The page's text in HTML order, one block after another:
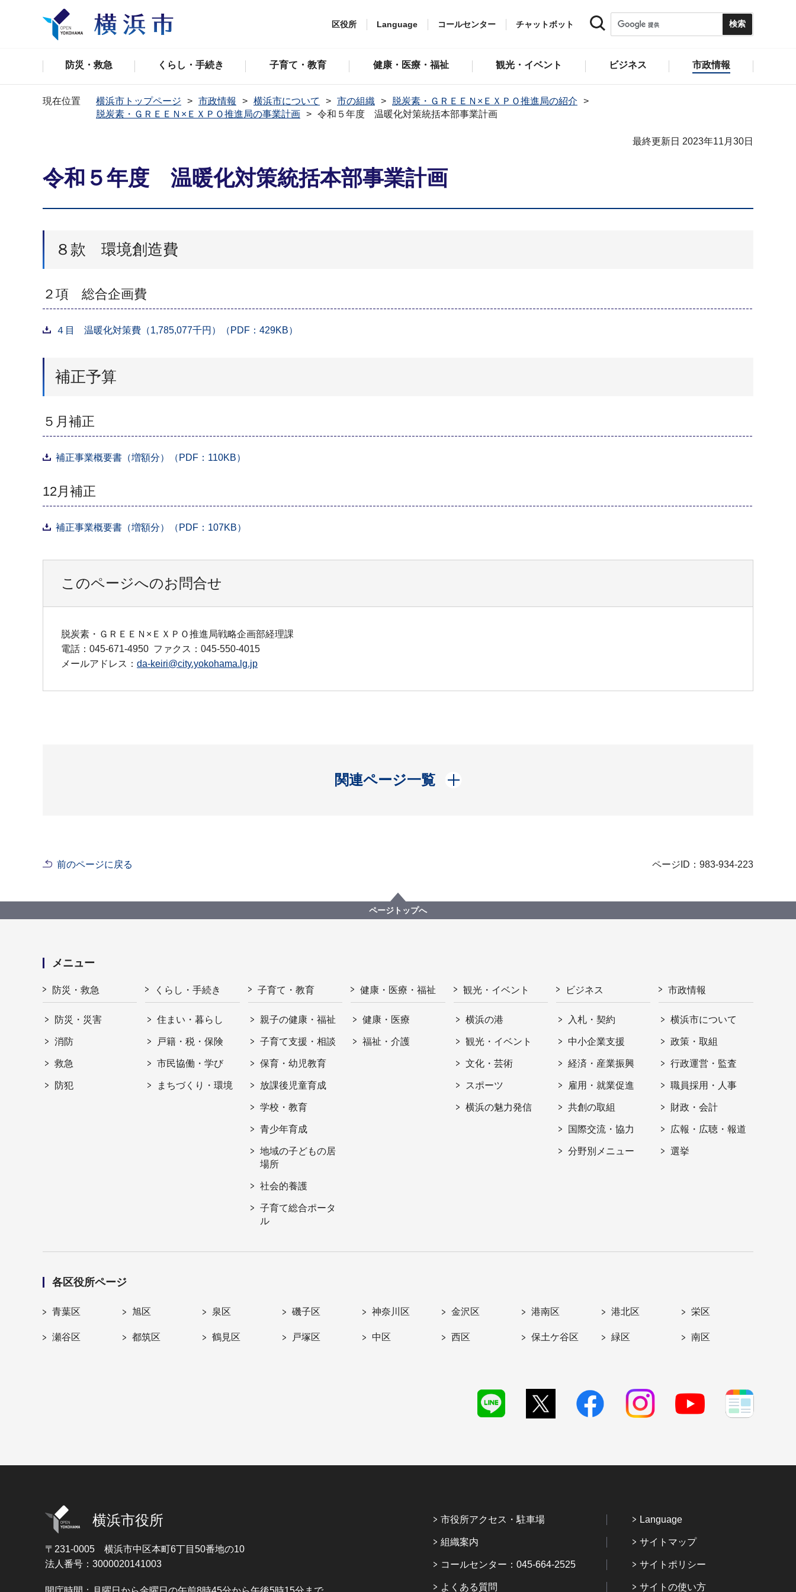
区役所 Language コールセンター チャットボット
防災・救急 くらし・手続き 子育て・教育 健康・医療・福祉 観光・イベント ビジネス 市政情報
現在位置 横浜市トップページ 市政情報 横浜市について 市の組織
脱炭素・ＧＲＥＥＮ×ＥＸＰＯ推進局の紹介
脱炭素・ＧＲＥＥＮ×ＥＸＰＯ推進局の事業計画
令和５年度 温暖化対策統括本部事業計画
最終更新日 2023年11月30日
令和５年度 温暖化対策統括本部事業計画
８款 環境創造費
２項 総合企画費
４目 温暖化対策費（1,785,077千円）（PDF：429KB）
補正予算
５月補正
補正事業概要書（増額分）（PDF：110KB）
12月補正
補正事業概要書（増額分）（PDF：107KB）
このページへのお問合せ
脱炭素・ＧＲＥＥＮ×ＥＸＰＯ推進局戦略企画部経理課
電話：045-671-4950 ファクス：045-550-4015
メールアドレス： da-keiri@city.yokohama.lg.jp
関連ページ一覧
開く
前のページに戻る ページID：983-934-223
ページトップへ
メニュー
防災・救急
防災・災害
消防
救急
防犯
くらし・手続き
住まい・暮らし
戸籍・税・保険
市民協働・学び
まちづくり・環境
子育て・教育
親子の健康・福祉
子育て支援・相談
保育・幼児教育
放課後児童育成
学校・教育
青少年育成
地域の子どもの居
場所
社会的養護
子育て総合ポータ
ル
健康・医療・福祉
健康・医療
福祉・介護
観光・イベント
横浜の港
観光・イベント
文化・芸術
スポーツ
横浜の魅力発信
ビジネス
入札・契約
中小企業支援
経済・産業振興
雇用・就業促進
共創の取組
国際交流・協力
分野別メニュー
市政情報
横浜市について
政策・取組
行政運営・監査
職員採用・人事
財政・会計
広報・広聴・報道
選挙
各区役所ページ
青葉区 旭区 泉区 磯子区 神奈川区 金沢区 港南区 港北区 栄区
瀬谷区 都筑区 鶴見区 戸塚区 中区 西区 保土ケ谷区 緑区 南区
横浜市役所
〒231-0005 横浜市中区本町6丁目50番地の10
法人番号：3000020141003
市役所アクセス・駐車場
組織案内
コールセンター：045-664-2525
よくある質問
Language
サイトマップ
サイトポリシー
サイトの使い方